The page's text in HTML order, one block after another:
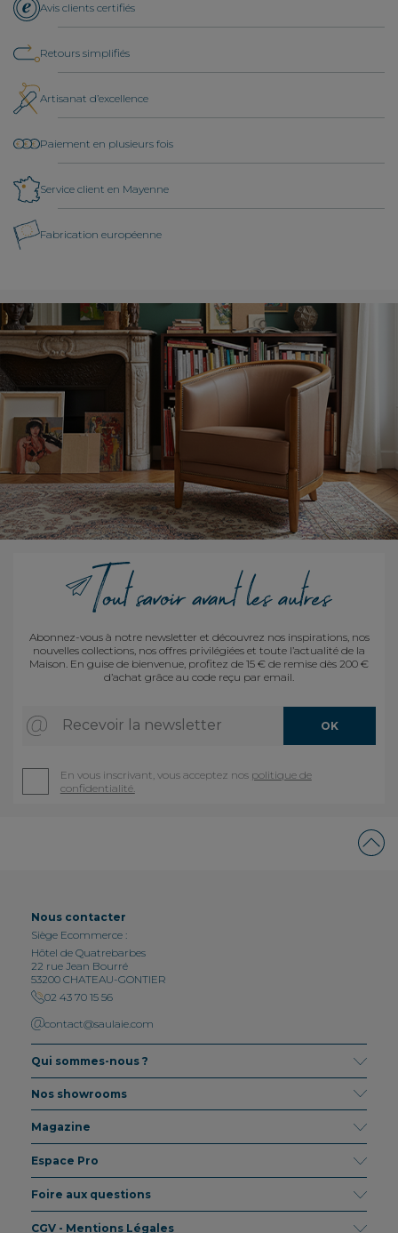
Avis clients certifiés
Retours simplifiés
Artisanat d’excellence
Paiement en plusieurs fois
Service client en Mayenne
Fabrication européenne
Abonnez-vous à notre newsletter et découvrez nos inspirations, nos
nouvelles collections, nos offres privilégiées et toute l’actualité de la
Maison. En guise de bienvenue, profitez de 15 € de remise dès 200 €
d’achat grâce au code reçu par email.
Recevoir la newsletter OK
En vous inscrivant, vous acceptez nos politique de
confidentialité.
Nous contacter
Siège Ecommerce :
Hôtel de Quatrebarbes
22 rue Jean Bourré
53200 CHATEAU-GONTIER
02 43 70 15 56
contact@saulaie.com
Qui sommes-nous ?
Nos showrooms
Magazine
Espace Pro
Foire aux questions
CGV - Mentions Légales